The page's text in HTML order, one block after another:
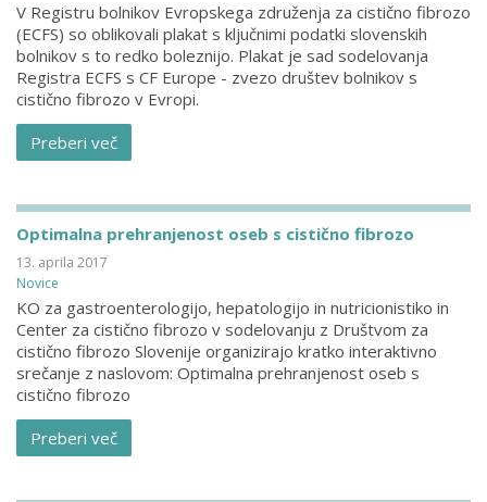
V Registru bolnikov Evropskega združenja za cistično fibrozo
(ECFS) so oblikovali plakat s ključnimi podatki slovenskih
bolnikov s to redko boleznijo. Plakat je sad sodelovanja
Registra ECFS s CF Europe - zvezo društev bolnikov s
cistično fibrozo v Evropi.
Preberi več
Optimalna prehranjenost oseb s cistično fibrozo
13. aprila 2017
Novice
KO za gastroenterologijo, hepatologijo in nutricionistiko in
Center za cistično fibrozo v sodelovanju z Društvom za
cistično fibrozo Slovenije organizirajo kratko interaktivno
srečanje z naslovom: Optimalna prehranjenost oseb s
cistično fibrozo
Preberi več